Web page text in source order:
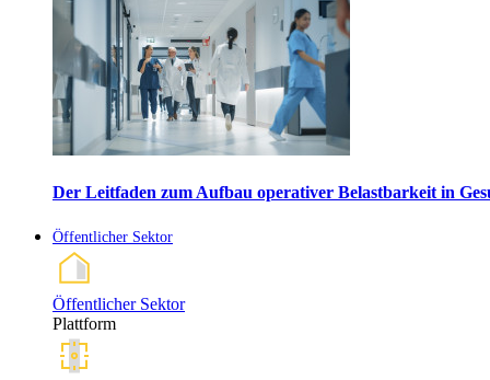
Der Leitfaden zum Aufbau operativer Belastbarkeit in
Öffentlicher Sektor
Öffentlicher Sektor
Plattform